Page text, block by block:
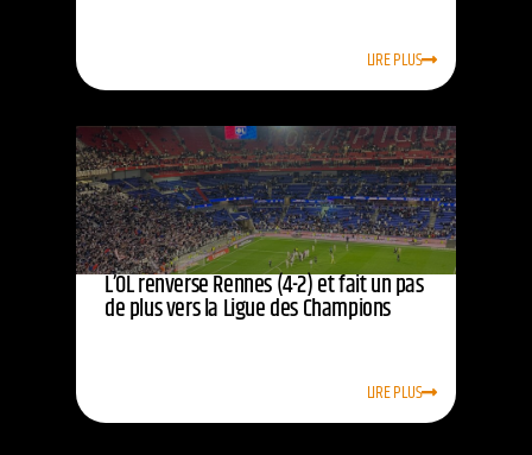
LIRE PLUS
L’OL renverse Rennes (4-2) et fait un pas
de plus vers la Ligue des Champions
LIRE PLUS